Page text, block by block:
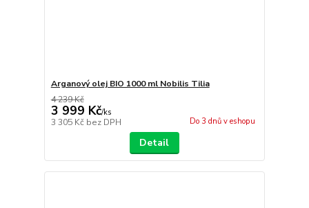
Arganový olej BIO 1000 ml Nobilis Tilia
4 239 Kč
3 999 Kč/ks
3 305 Kč bez DPH Do 3 dnů v eshopu
Detail